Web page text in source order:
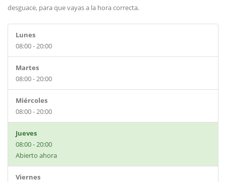
desguace, para que vayas a la hora correcta.
Lunes
08:00 - 20:00
Martes
08:00 - 20:00
Miércoles
08:00 - 20:00
Jueves
08:00 - 20:00
Abierto ahora
Viernes